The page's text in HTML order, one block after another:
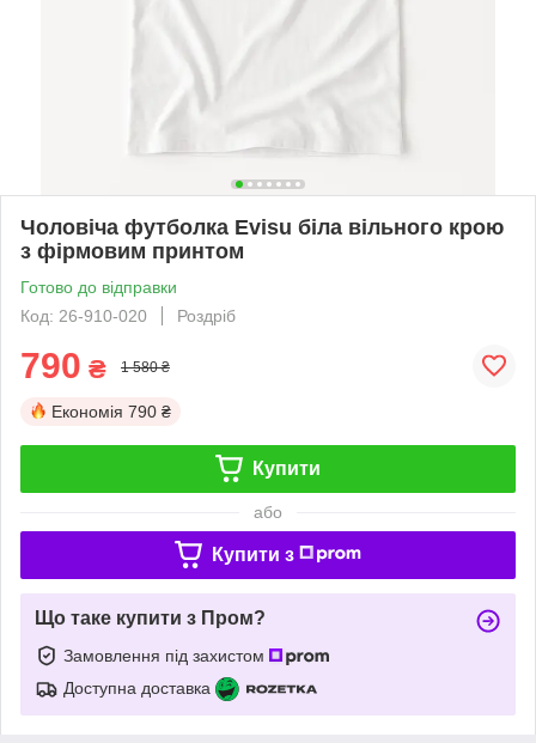
Чоловіча футболка Evisu біла вільного крою
з фірмовим принтом
Готово до відправки
Код: 26-910-020
Роздріб
790 ₴ 1 580 ₴
Економія 790 ₴
Купити
або
Купити з
Що таке купити з Пром?
Замовлення під захистом
Доступна доставка